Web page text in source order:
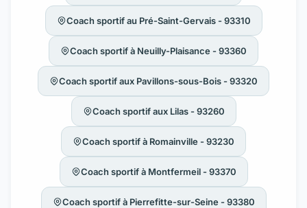
Coach sportif au Pré-Saint-Gervais - 93310
Coach sportif à Neuilly-Plaisance - 93360
Coach sportif aux Pavillons-sous-Bois - 93320
Coach sportif aux Lilas - 93260
Coach sportif à Romainville - 93230
Coach sportif à Montfermeil - 93370
Coach sportif à Pierrefitte-sur-Seine - 93380